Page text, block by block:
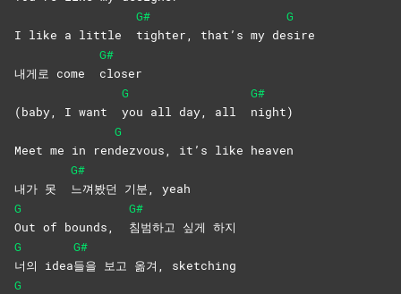
I like a little
G#
tighter, that’s my de
G
sire
내게로 come
G#
closer
(baby, I want
G
you all day, all
G#
night)
Meet me in ren
G
dezvous, it’s like heaven
내가 못
G#
느껴봤던 기분, yeah
G
Out of bounds,
G#
침범하고 싶게 하지
G
너의 idea
G#
들을 보고 옮겨, sketching
G